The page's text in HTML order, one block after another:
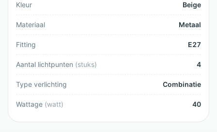
Kleur Beige
Materiaal Metaal
Fitting E27
Aantal lichtpunten (stuks) 4
Type verlichting Combinatie
Wattage (watt) 40